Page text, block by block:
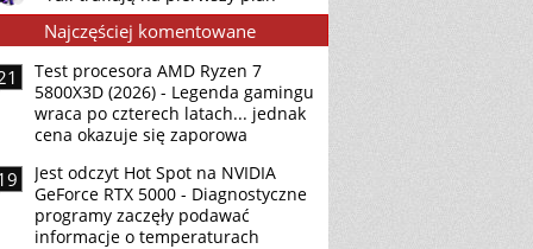
Najczęściej komentowane
Test procesora AMD Ryzen 7
5800X3D (2026) - Legenda gamingu
wraca po czterech latach... jednak
cena okazuje się zaporowa
Jest odczyt Hot Spot na NVIDIA
GeForce RTX 5000 - Diagnostyczne
programy zaczęły podawać
informacje o temperaturach